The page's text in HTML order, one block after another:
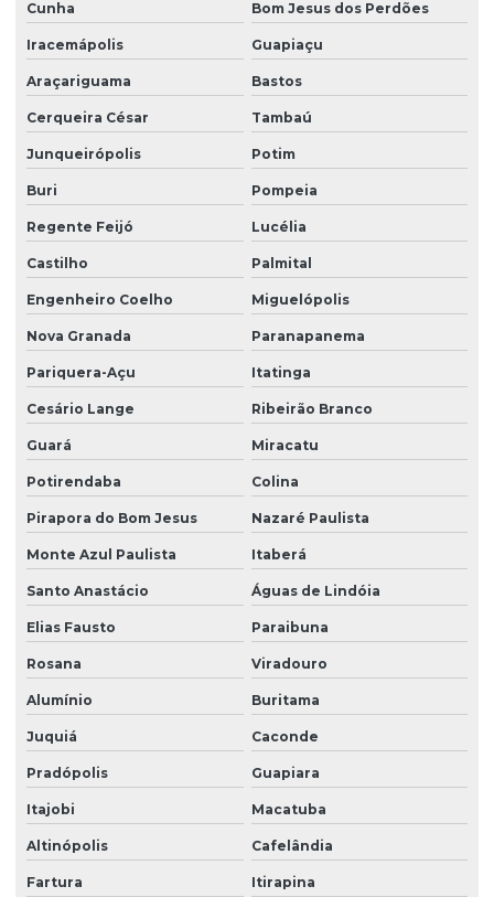
Serviço de portaria virtual
Serviço de portaria e zeladoria
Serviço de terceirização de limpeza
Serviço terceirizado de limpeza
Serviço de zelador condomínio
Serviços de portaria e limpeza
Serviços de portaria e recepção
Serviços de recepção e portaria
Serviços de terceirização de recepção
Serviços de zeladoria limpeza
Serviços de zeladoria e segurança em condomínios
Sistema de portaria virtual
Soluções em facilities
Terceirização de limpeza
Terceirização de zeladoria
Terceirizada de limpeza
Torre de monitoramento
Trabalho em altura limpeza de fachada
Trabalho em altura limpeza de vidros
Cunha Bom Jesus dos Perdões
Iracemápolis Guapiaçu
Araçariguama Bastos
Cerqueira César Tambaú
Junqueirópolis Potim
Buri Pompeia
Regente Feijó Lucélia
Castilho Palmital
Engenheiro Coelho Miguelópolis
Nova Granada Paranapanema
Pariquera-Açu Itatinga
Cesário Lange Ribeirão Branco
Guará Miracatu
Potirendaba Colina
Pirapora do Bom Jesus Nazaré Paulista
Monte Azul Paulista Itaberá
Santo Anastácio Águas de Lindóia
Elias Fausto Paraibuna
Rosana Viradouro
Alumínio Buritama
Juquiá Caconde
Pradópolis Guapiara
Itajobi Macatuba
Altinópolis Cafelândia
Fartura Itirapina